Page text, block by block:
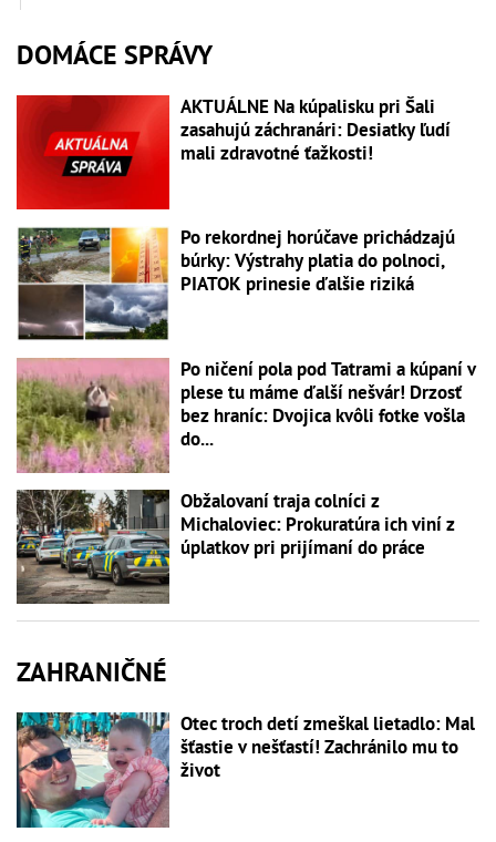
DOMÁCE SPRÁVY
AKTUÁLNE Na kúpalisku pri Šali
zasahujú záchranári: Desiatky ľudí
mali zdravotné ťažkosti!
Po rekordnej horúčave prichádzajú
búrky: Výstrahy platia do polnoci,
PIATOK prinesie ďalšie riziká
Po ničení pola pod Tatrami a kúpaní v
plese tu máme ďalší nešvár! Drzosť
bez hraníc: Dvojica kvôli fotke vošla
do...
Obžalovaní traja colníci z
Michaloviec: Prokuratúra ich viní z
úplatkov pri prijímaní do práce
ZAHRANIČNÉ
Otec troch detí zmeškal lietadlo: Mal
šťastie v nešťastí! Zachránilo mu to
život